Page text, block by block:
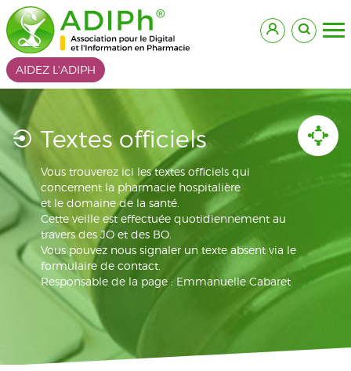
AIDEZ L'ADIPH
Textes officiels
Vous trouverez ici les textes officiels qui
concernent la pharmacie hospitalière
et le domaine de la santé.
Cette veille est effectuée quotidiennement au
travers des JO et des BO.
Vous pouvez nous signaler un texte absent via le
formulaire de contact.
Responsable de la page : Emmanuelle Cabaret